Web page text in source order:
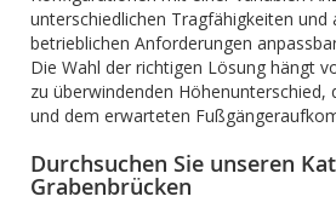
unterschiedlichen Tragfähigkeiten und
betrieblichen Anforderungen
Die Wahl der richtigen Lösung hängt
zu überwindenden Höhenunterschied,
und dem erwarteten
Durchsuchen Sie unseren
Grabenbrücken